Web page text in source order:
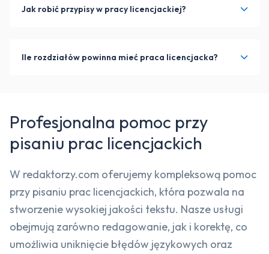
Jak robić przypisy w pracy licencjackiej?
Ile rozdziałów powinna mieć praca licencjacka?
Profesjonalna pomoc przy
pisaniu prac licencjackich
W redaktorzy.com oferujemy kompleksową pomoc
przy pisaniu prac licencjackich, która pozwala na
stworzenie wysokiej jakości tekstu. Nasze usługi
obejmują zarówno redagowanie, jak i korektę, co
umożliwia uniknięcie błędów językowych oraz